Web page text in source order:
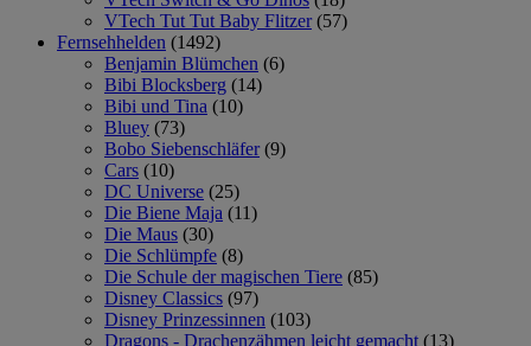
VTech Tut Tut Baby Flitzer (57)
Fernsehhelden (1492)
Benjamin Blümchen (6)
Bibi Blocksberg (14)
Bibi und Tina (10)
Bluey (73)
Bobo Siebenschläfer (9)
Cars (10)
DC Universe (25)
Die Biene Maja (11)
Die Maus (30)
Die Schlümpfe (8)
Die Schule der magischen Tiere (85)
Disney Classics (97)
Disney Prinzessinnen (103)
Dragons - Drachenzähmen leicht gemacht (13)